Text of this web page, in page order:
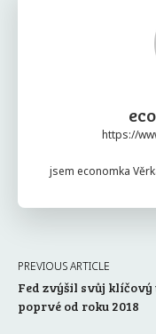
https://
jsem economka
PREVIOUS ARTICLE
Fed zvýšil svůj klíčový
poprvé od roku 2018